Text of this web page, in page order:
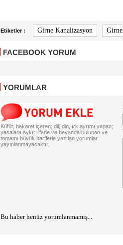
Etiketler : Girne Kanalizasyon Girne
FACEBOOK YORUM
YORUMLAR
Küfür, hakaret içeren; dil, din, ırk ayrımı yapan;
yasalara aykırı ifade ve beyanda bulunan ve
tamamı büyük harflerle yazılan yorumlar
yayınlanmayacaktır.
Bu haber henüz yorumlanmamış...